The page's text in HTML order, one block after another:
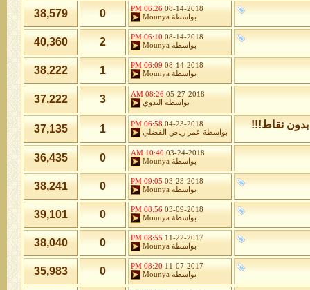
08-14-2018
06:26 PM
بواسطة Mounya
0
38,579
08-14-2018
06:10 PM
بواسطة Mounya
2
40,360
08-14-2018
06:09 PM
بواسطة Mounya
1
38,222
05-27-2018
08:26 AM
بواسطة
البدوي 3
37,222
نقاط!!! 04-23-2018
06:58 PM
بواسطة عمر رياض الفضلي 1
37,135
03-24-2018
10:40 AM
بواسطة Mounya
0
36,435
03-23-2018
09:05 PM
بواسطة Mounya
0
38,241
03-09-2018
08:56 PM
بواسطة Mounya
0
39,101
11-22-2017
08:55 PM
بواسطة Mounya
0
38,040
11-07-2017
08:20 PM
بواسطة Mounya
0
35,983